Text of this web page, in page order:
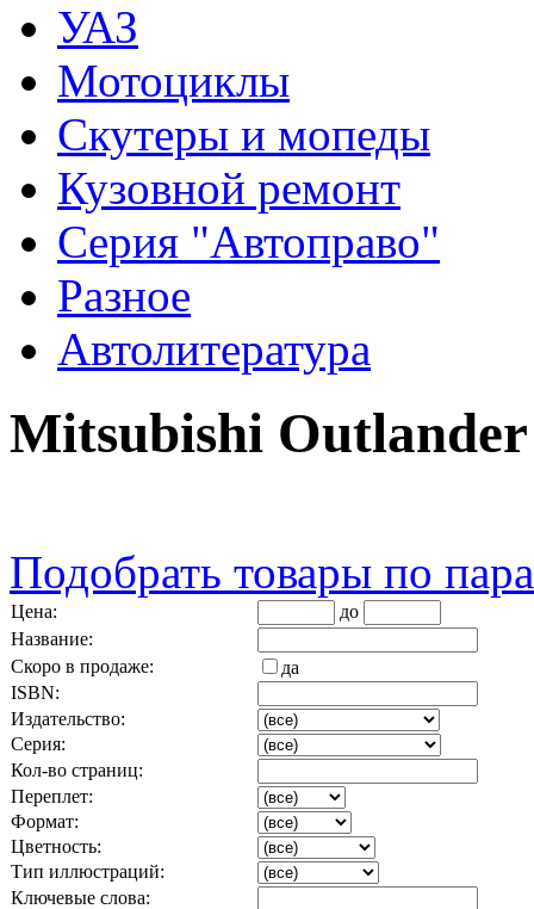
УАЗ
Мотоциклы
Скутеры и мопеды
Кузовной ремонт
Серия "Автоправо"
Разное
Автолитература
Mitsubishi
Подобрать товары по
Цена:
до
Название:
Скоро в продаже:
да
ISBN:
Издательство:
Серия:
Кол-во страниц:
Переплет:
Формат:
Цветность:
Тип иллюстраций:
Ключевые слова: